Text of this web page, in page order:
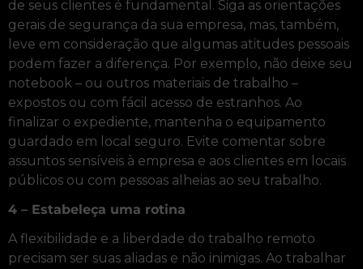
de seus clientes é fundamental. Siga as orientações
gerais de segurança da sua empresa, mas, também,
leve em consideração que algumas atitudes pessoais
podem fazer a diferença. Por exemplo, não deixe seu
notebook – ou outros materiais de trabalho –
expostos ou com fácil acesso de estranhos. Ao
finalizar o expediente, mantenha o equipamento
guardado em local seguro. Evite comentar sobre
assuntos sensíveis à empresa e aos clientes em locais
públicos ou com pessoas alheias ao seu trabalho.
4 – Estabeleça uma rotina
A flexibilidade e a liberdade do trabalho remoto
precisam ser suas aliadas e não inimigas. Ao trabalhar